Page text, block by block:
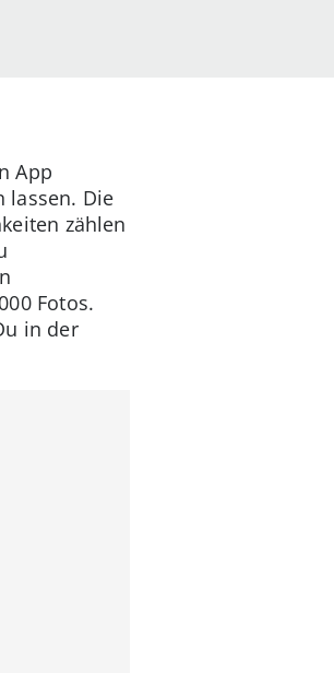
App
lassen. Die
zählen
Fotos.
in der